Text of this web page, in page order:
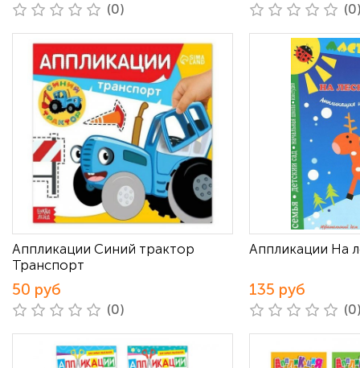
(0)
Аппликации Синий трактор
Транспорт
50 руб
(0)
Аппликации На
135 руб